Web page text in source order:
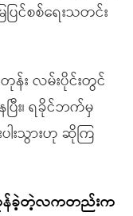
ပြင်စစ်ရေးသတင်း
န်း လမ်းပိုင်းတွင်
း၊ ရခိုင်ဘက်မှ
းသွားဟု ဆိုကြ
ခဲ့တဲ့လကတည်းက